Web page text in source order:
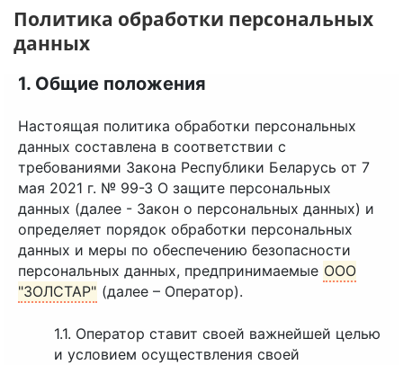
Политика обработки персональных
данных
1. Общие положения
Настоящая политика обработки персональных
данных составлена в соответствии с
требованиями Закона Республики Беларусь от 7
мая 2021 г. № 99-З О защите персональных
данных (далее - Закон о персональных данных) и
определяет порядок обработки персональных
данных и меры по обеспечению безопасности
персональных данных, предпринимаемые ООО
"ЗОЛСТАР" (далее – Оператор).
1.1. Оператор ставит своей важнейшей целью
и условием осуществления своей